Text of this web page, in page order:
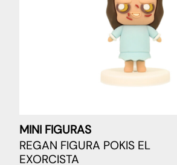
MINI FIGURAS
REGAN FIGURA POKIS EL
EXORCISTA